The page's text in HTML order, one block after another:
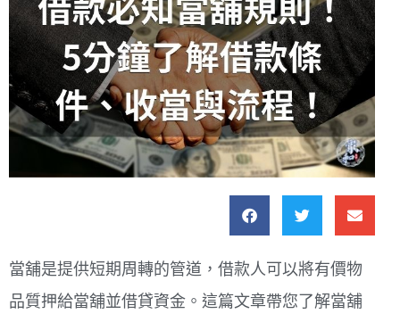
當舖是提供短期周轉的管道，借款人可以將有價物
品質押給當舖並借貸資金。這篇文章帶您了解當舖